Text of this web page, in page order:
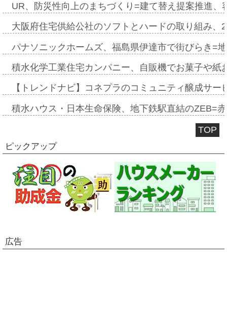
UR、防災性向上のまちづくり=建て替え提案推進
大阪府住宅供給公社のソフトとハードの取り組み
パナソニックホームズ、福島県伊達市で街びらき=
積水化学工業住宅カンパニー、自販機でお菓子や
【トレンドナビ】コネプラのコミュニティ醸成サ
積水ハウス・日本生命保険、地下鉄駅直結のZEB=
TOP
ピックアップ
広告